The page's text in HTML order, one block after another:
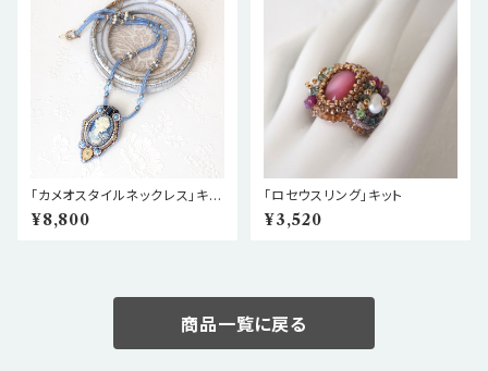
「カメオスタイルネックレス」キッ
ト
¥8,800
「ロセウスリング」キット
¥3,520
商品一覧に戻る